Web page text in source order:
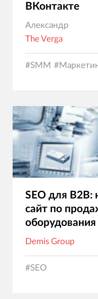
ВКонтакте
Александр
The Verga
#SMM #
SEO для B2B:
сайт по
оборудования
Demis Group
#SEO